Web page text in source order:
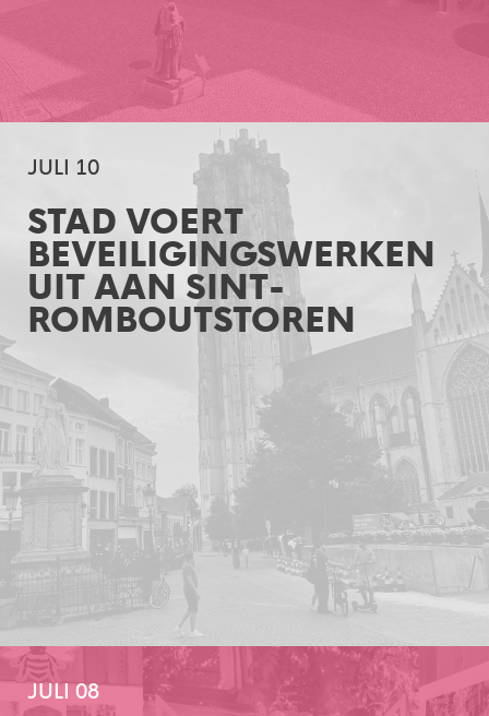
JULI 10
STAD VOERT
BEVEILIGINGSWERKEN
UIT AAN SINT-
ROMBOUTSTOREN
JULI 08